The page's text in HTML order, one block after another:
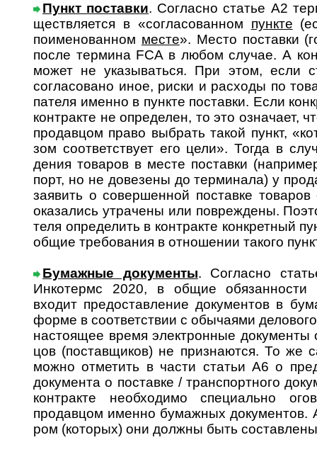
Пункт поставки. Согласно статье А2
щест­в­ля­ется в «согла­сован­ном пункте
поиме­но­ван­ном месте». Место поста­вки
после тер­мина FCA в любом слу­чае. А
может не указы­ваться. При этом, если
согла­совано иное, риски и рас­ходы по
пателя именно в пун­кте поста­вки. Если
конт­ракте не опре­делен, то это озна­чает,
прода­в­цом право выбрать такой пункт,
зом соот­вет­ствует его цели». Тогда в
дения това­ров в месте поста­вки
порт, но не дове­зены до терми­нала) у
заявить о совер­шен­ной поста­вке
оказа­лись утра­чены или повреж­дены.
теля опреде­лить в конт­ракте конк­рет­ный
общие требо­вания в отно­ше­нии такого
Бумажные документы. Согласно
Инко­термс 2020, в общие обя­зан­ности
входит предо­став­ление доку­мен­тов в
форме в соот­ветст­вии с обы­чаями
насто­ящее время элект­рон­ные
цов (постав­щиков) не призна­ются. То же
можно отме­тить в части статьи А6 о
доку­мента о поста­вке / транс­порт­ного
конт­ракте необхо­димо специ­ально
продав­цом именно бумаж­ных доку­мен­тов.
ром (кото­рых) они должны быть